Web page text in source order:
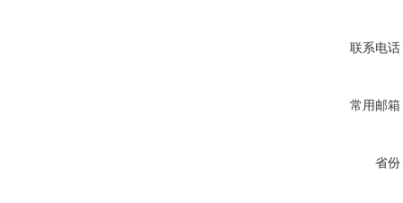
联系电话
常用邮箱
省份